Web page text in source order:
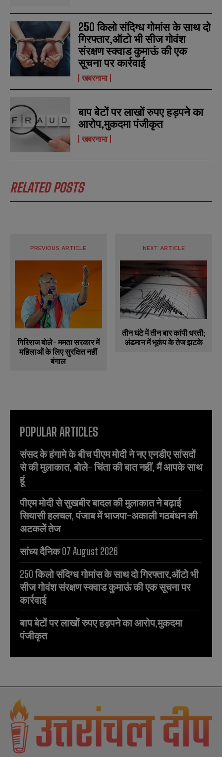
l
*
u
m
e
r
s
SUBMIT
l
*
u
m
e
r
s
SUBMIT
250 किलो संदिग्ध गोमांस के साथ दो
गिरफ्तार,ऑटो भी सीज गोवंश
संरक्षण स्क्वाड कुमाऊं की एक
सूचना पर कार्रवाई
खबरनामा
बाप बेटों पर लाखों रुपए हड़पने का
आरोप,मुकदमा पंजीकृत
खबरनामा
RELATED POSTS
PREVIOUS ARTICLE
गिरिराज बोले- ममता सरकार में
महिलाओं के लिए सुरक्षित नहीं
बंगाल
NEXT ARTICLE
तीन घंटे में तीन बार कांपी धरती;
अंडमान में भूकंप के तेज झटके
POPULAR ARTICLES
संसद के हंगामे के बीच पीएम मोदी ने नए एनडीए सांसदों
से की मुलाकात, बोले- चिंता की बात नहीं, मैं आपके साथ
हूं
पीएम मोदी से सुखबीर बादल की मुलाकात ने बढ़ाई
सियासी हलचल, पंजाब में भाजपा-अकाली गठबंधन की
अटकलें तेज
सांध्य दैनिक 07 August 2026
250 किलो संदिग्ध गोमांस के साथ दो गिरफ्तार,ऑटो भी
सीज गोवंश संरक्षण स्क्वाड कुमाऊं की एक सूचना पर
कार्रवाई
बाप बेटों पर लाखों रुपए हड़पने का आरोप,मुकदमा
पंजीकृत